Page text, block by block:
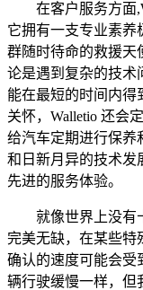
在客户服务方面
它拥有一支专业素养
群随时待命的救援天
论是遇到复杂的技术
能在最短的时间内得
关怀，Walletio 还会
给汽车定期进行保养
和日新月异的技术发
先进的服务体验。
就像世界上没有
完美无缺，在某些特
确认的速度可能会受
辆行驶缓慢一样，但